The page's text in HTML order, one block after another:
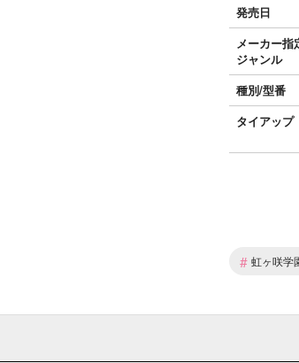
発売日
メーカー指
ジャンル
種別/型番
タイアップ
# 虹ヶ咲学